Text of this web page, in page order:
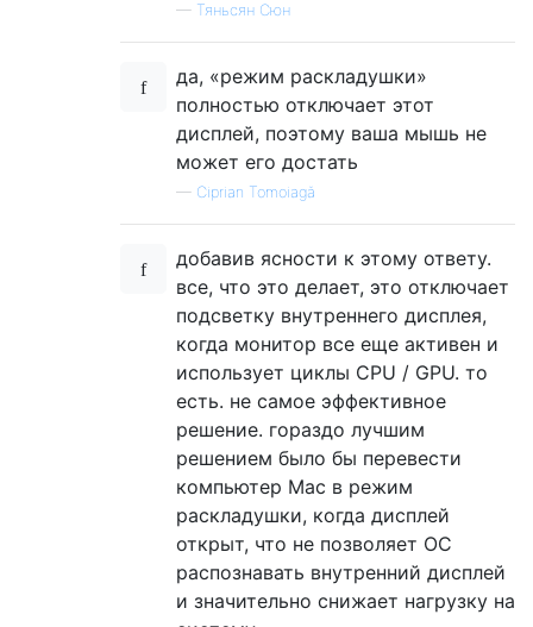
— Тяньсян Сюн
да, «режим раскладушки»
полностью отключает этот
дисплей, поэтому ваша мышь не
может его достать
— Ciprian Tomoiagă
добавив ясности к этому ответу.
все, что это делает, это отключает
подсветку внутреннего дисплея,
когда монитор все еще активен и
использует циклы CPU / GPU. то
есть. не самое эффективное
решение. гораздо лучшим
решением было бы перевести
компьютер Mac в режим
раскладушки, когда дисплей
открыт, что не позволяет ОС
распознавать внутренний дисплей
и значительно снижает нагрузку на